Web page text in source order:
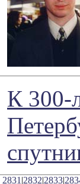
К 300-
2831 |2832|2833|